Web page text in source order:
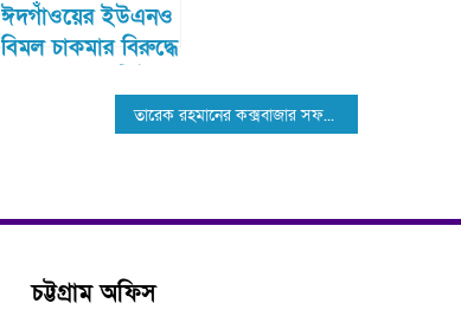
ঈদগাঁওয়ের ইউএনও
বিমল চাকমার বিরুদ্ধে
জালিয়াতির অভিযোগ
তারেক রহমানের কক্সবাজার সফর স্থগিত
চট্টগ্রাম অফিস